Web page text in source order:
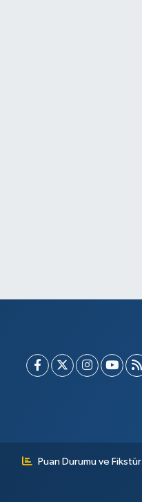
Puan Durumu ve Fikstür